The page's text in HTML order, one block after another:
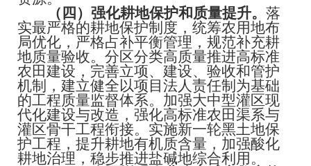
（四）强化耕地保护和质量提升。 落
实最严格的耕地保护制度，统筹农用地布
局优化，严格占补平衡管理，规范补充耕
地质量验收。分区分类高质量推进高标准
农田建设，完善立项、建设、验收和管护
机制，建立健全以项目法人责任制为基础
的工程质量监督体系。加强大中型灌区现
代化建设与改造，强化高标准农田渠系与
灌区骨干工程衔接。实施新一轮黑土地保
护工程，提升耕地有机质含量，加强酸化
耕地治理，稳步推进盐碱地综合利用。